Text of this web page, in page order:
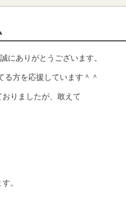
にありがとうございます。
方を応援しています＾＾
りましたが、敢えて
。